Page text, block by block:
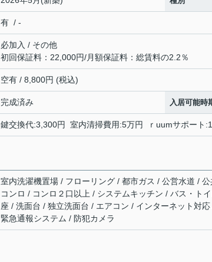
有 / -
必加入 / その他
初回保証料：22,000円/月額保証料：総賃料の2.2％
空有 / 8,800円 (税込)
完成済み 入居可能時
鍵交換代:3,300円 室内清掃費用:5万円 ｒuumサポート
室内洗濯機置場 / フローリング / 都市ガス / 公営水道 /
コンロ / コンロ２口以上 / システムキッチン / バス・ト
座 / 洗面台 / 独立洗面台 / エアコン / インターネット対
緊急通報システム / 防犯カメラ